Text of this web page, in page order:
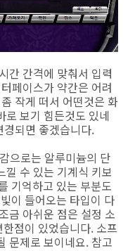
간 간격에 맞춰서 입력
페이스가 약간은 어려
작게 떠서 어떤것은 화
로 보기 힘든것도 있네
되면 좋겠습니다.
으로는 알루미늄의 단
낄 수 있는 기계식 키보
기억하고 있는 부분도
이 들어오는 타입이 다
금 아쉬운 점은 설정 소
점이 있었습니다. 소프
문제로 보이네요. 참고